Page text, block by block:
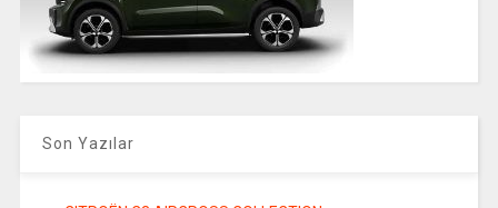
Son Yazılar